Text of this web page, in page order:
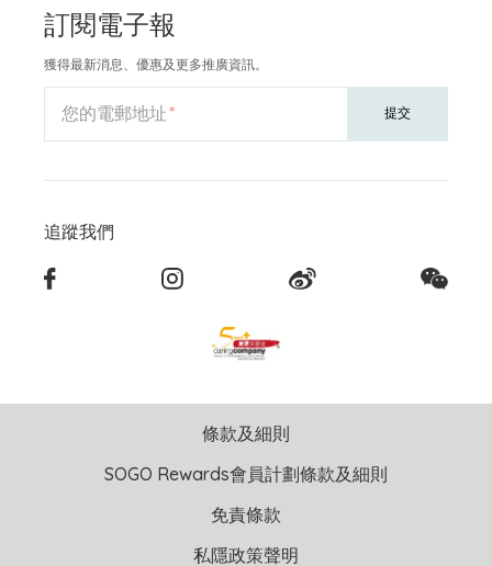
訂閱電子報
獲得最新消息、優惠及更多推廣資訊。
您的電郵地址 提交
追蹤我們
條款及細則
SOGO Rewards會員計劃條款及細則
免責條款
私隱政策聲明